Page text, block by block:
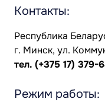
Контакты:
Республика
г. Минск, ул.
тел. (+375 17) 379-
Режим работы: